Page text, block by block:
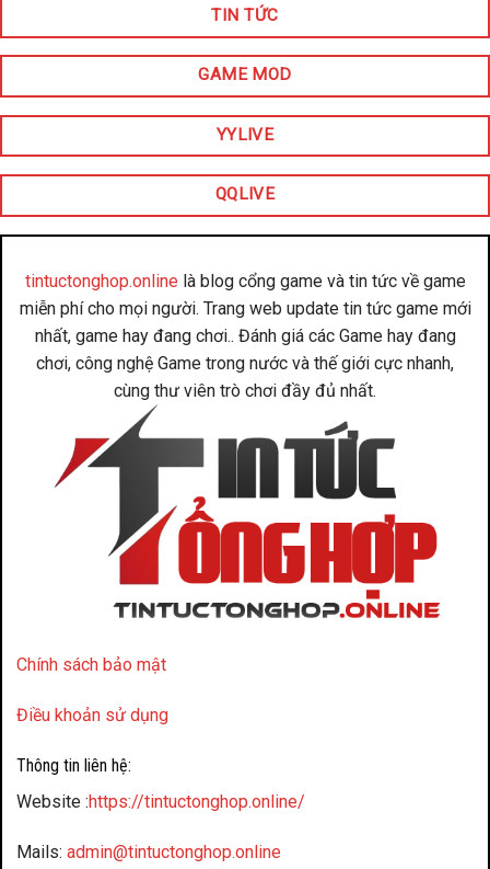
TIN TỨC
GAME MOD
YYLIVE
QQLIVE
tintuctonghop.online là blog cổng game và tin tức về game
miễn phí cho mọi người. Trang web update tin tức game mới
nhất, game hay đang chơi.. Đánh giá các Game hay đang
chơi, công nghệ Game trong nước và thế giới cực nhanh,
cùng thư viên trò chơi đầy đủ nhất.
Chính sách bảo mật
Điều khoản sử dụng
Thông tin liên hệ:
Website :https://tintuctonghop.online/
Mails: admin@tintuctonghop.online